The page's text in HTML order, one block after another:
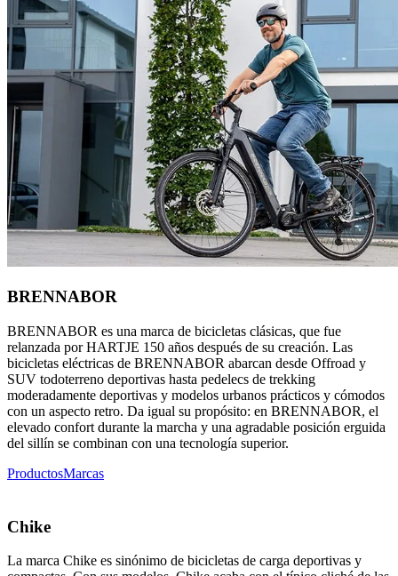
BRENNABOR
BRENNABOR es una marca de bicicletas clásicas, que fue
relanzada por HARTJE 150 años después de su creación. Las
bicicletas eléctricas de BRENNABOR abarcan desde Offroad y
SUV todoterreno deportivas hasta pedelecs de trekking
moderadamente deportivas y modelos urbanos prácticos y cómodos
con un aspecto retro. Da igual su propósito: en BRENNABOR, el
elevado confort durante la marcha y una agradable posición erguida
del sillín se combinan con una tecnología superior.
ProductosMarcas
Chike
La marca Chike es sinónimo de bicicletas de carga deportivas y